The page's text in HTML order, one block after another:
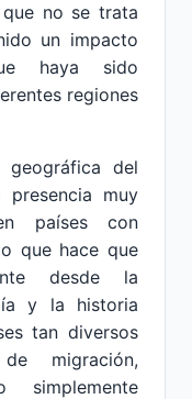
no se trata
un impacto
haya sido
regiones
geográfica del
presencia muy
países con
que hace que
desde la
y la historia
tan diversos
migración,
simplemente